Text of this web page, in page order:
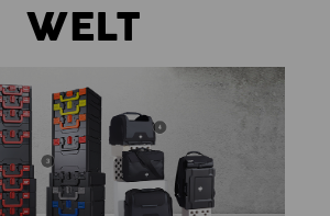
WELT